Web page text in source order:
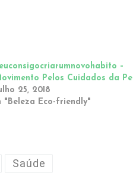
–
Pelos Cuidados da
25, 2018
"Beleza Eco-friendly"
Saúde